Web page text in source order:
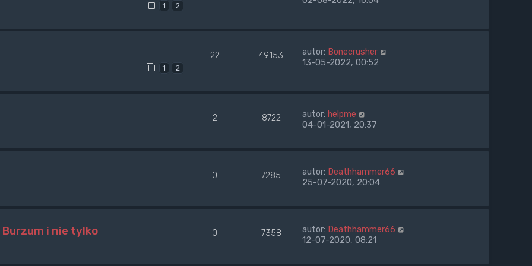
1 2
1 2
22 49153 autor: Bonecrusher
13-05-2022, 00:52
2 8722 autor: helpme
04-01-2021, 20:37
0 7285 autor: Deathhammer66
25-07-2020, 20:04
Burzum i nie tylko 0 7358 autor: Deathhammer66
12-07-2020, 08:21